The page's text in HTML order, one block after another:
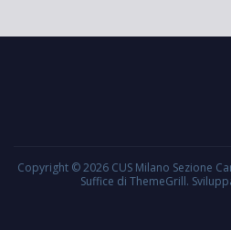
Copyright © 2026 CUS Milano Sezione
Suffice di ThemeGrill.